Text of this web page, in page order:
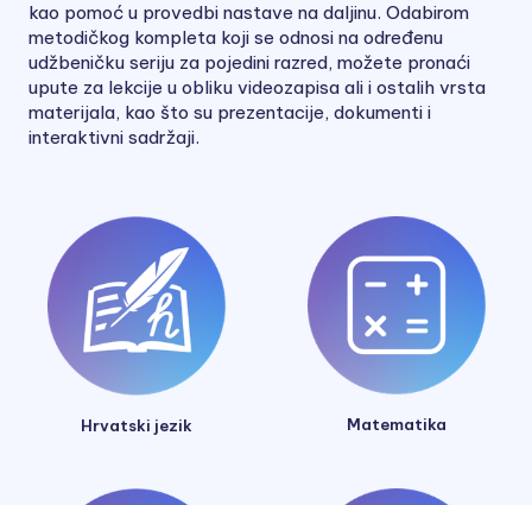
kao pomoć u provedbi nastave na daljinu. Odabirom
metodičkog kompleta koji se odnosi na određenu
udžbeničku seriju za pojedini razred, možete pronaći
upute za lekcije u obliku videozapisa ali i ostalih vrsta
materijala, kao što su prezentacije, dokumenti i
interaktivni sadržaji.
Hrvatski jezik Matematika